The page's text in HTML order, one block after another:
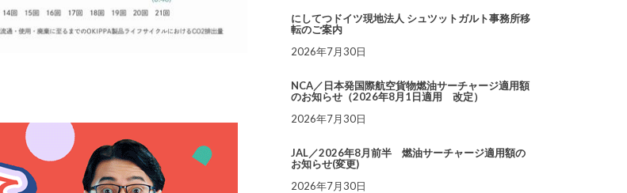
にしてつドイツ現地法人 シュツットガルト事務所移
転のご案内
2026年7月30日
NCA／日本発国際航空貨物燃油サーチャージ適用額
のお知らせ（2026年8月1日適用 改定）
2026年7月30日
JAL／2026年8月前半 燃油サーチャージ適用額の
お知らせ(変更)
2026年7月30日